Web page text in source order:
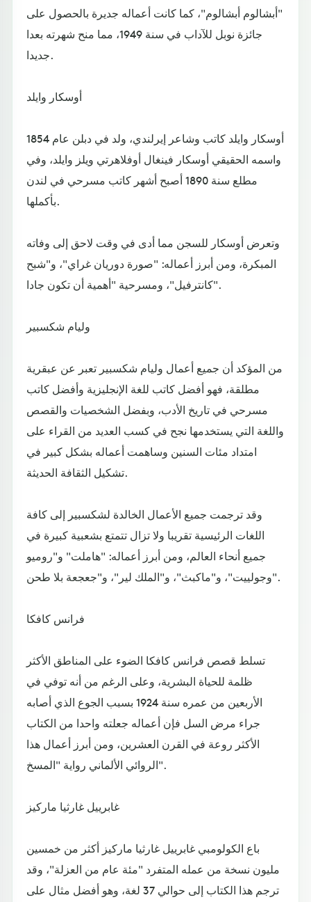
"أبشالوم أبشالوم"، كما كانت أعماله جديرة بالحصول على
جائزة نوبل للآداب في سنة 1949، مما منح شهرته بعدا
جديدا.
أوسكار وايلد
أوسكار وايلد كاتب وشاعر إيرلندي، ولد في دبلن عام 1854
واسمه الحقيقي أوسكار فينغال أوفلاهرتي ويلز وايلد، وفي
مطلع سنة 1890 أصبح أشهر كاتب مسرحي في لندن
بأكملها.
وتعرض أوسكار للسجن مما أدى في وقت لاحق إلى وفاته
المبكرة، ومن أبرز أعماله: "صورة دوريان غراي"، و"شبح
كانترفيل"، ومسرحية "أهمية أن تكون جادا".
وليام شكسبير
من المؤكد أن جميع أعمال وليام شكسبير تعبر عن عبقرية
مطلقة، فهو أفضل كاتب للغة الإنجليزية وأفضل كاتب
مسرحي في تاريخ الأدب، وبفضل الشخصيات والقصص
واللغة التي يستخدمها نجح في كسب العديد من القراء على
امتداد مئات السنين وساهمت أعماله بشكل كبير في
تشكيل الثقافة الحديثة.
وقد ترجمت جميع الأعمال الخالدة لشكسبير إلى كافة
اللغات الرئيسية تقريبا ولا تزال تتمتع بشعبية كبيرة في
جميع أنحاء العالم، ومن أبرز أعماله: "هاملت" و"روميو
وجولييت"، و"ماكبث"، و"الملك لير"، و"جعجعة بلا طحن".
فرانس كافكا
تسلط قصص فرانس كافكا الضوء على المناطق الأكثر
ظلمة للحياة البشرية، وعلى الرغم من أنه توفي في
الأربعين من عمره سنة 1924 بسبب الجوع الذي أصابه
جراء مرض السل فإن أعماله جعلته واحدا من الكتاب
الأكثر روعة في القرن العشرين، ومن أبرز أعمال هذا
الروائي الألماني رواية "المسخ".
غابرييل غارثيا ماركيز
باع الكولومبي غابرييل غارثيا ماركيز أكثر من خمسين
مليون نسخة من عمله المتفرد "مئة عام من العزلة"، وقد
ترجم هذا الكتاب إلى حوالي 37 لغة، وهو أفضل مثال على